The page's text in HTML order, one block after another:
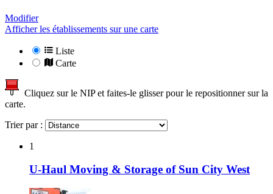
Modifier
Afficher les établissements sur une carte
Liste
Carte
Cliquez sur le NIP et faites-le glisser pour le repositionner sur la
carte.
Trier par :
1
U-Haul Moving & Storage of Sun City West